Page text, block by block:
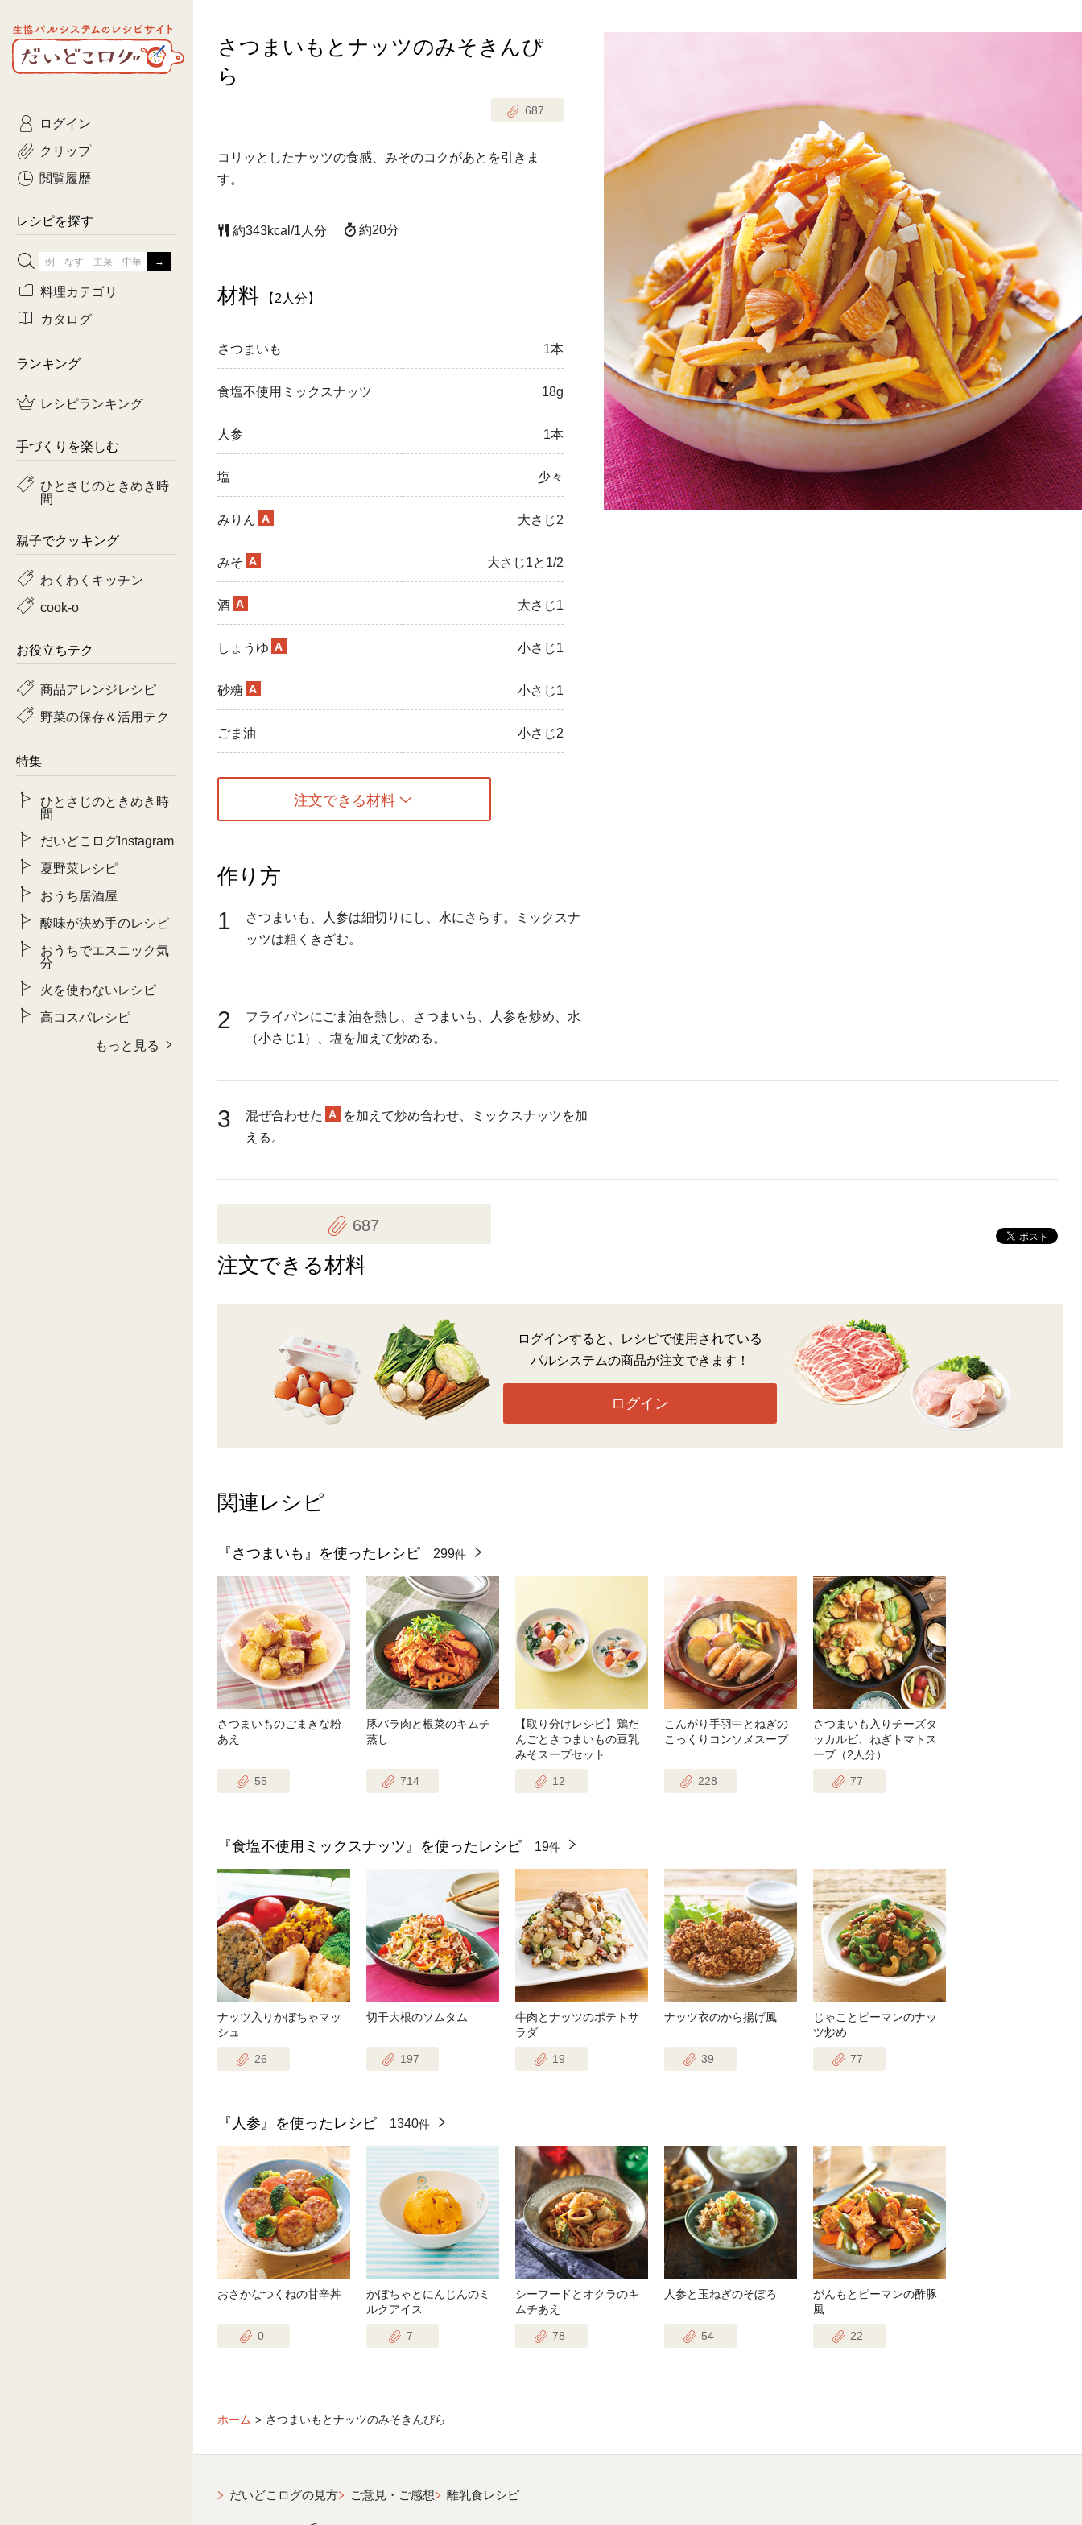
生協パルシステムのレシピ
サイト
だいどこログ
さつまいもとナッツのみそきんぴ
ら
687
コリッとしたナッツの食感、みそのコクがあとを引きま
す。
約343kcal/1人分 約20分
材料 【2人分】
さつまいも 1本
食塩不使用ミックスナッツ 18g
人参 1本
塩 少々
みりん A 大さじ2
みそ A 大さじ1と1/2
酒 A 大さじ1
しょうゆ A 小さじ1
砂糖 A 小さじ1
ごま油 小さじ2
注文できる材料
作り方
1
さつまいも、人参は細切りにし、水にさらす。ミックスナ
ッツは粗くきざむ。
2
フライパンにごま油を熱し、さつまいも、人参を炒め、水
（小さじ1）、塩を加えて炒める。
3 混ぜ合わせた A
を加えて炒め合わせ、ミックスナッツを加
える。
687
注文できる材料
ログインすると、レシピで使用されている
パルシステムの商品が注文できます！
ログイン
関連レシピ
『さつまいも』を使ったレシピ 299件
さつまいものごまきな粉
あえ
55
豚バラ肉と根菜のキムチ
蒸し
714
【取り分けレシピ】鶏だ
んごとさつまいもの豆乳
みそスープセット
12
こんがり手羽中とねぎの
こっくりコンソメスープ
228
さつまいも入りチーズタ
ッカルビ、ねぎトマトス
ープ（2人分）
77
『食塩不使用ミックスナッツ』を使ったレシピ 19件
ナッツ入りかぼちゃマッ
シュ
26
切干大根のソムタム
197
牛肉とナッツのポテトサ
ラダ
19
ナッツ衣のから揚げ風
39
じゃことピーマンのナッ
ツ炒め
77
『人参』を使ったレシピ 1340件
おさかなつくねの甘辛丼
0
かぼちゃとにんじんのミ
ルクアイス
7
シーフードとオクラのキ
ムチあえ
78
人参と玉ねぎのそぼろ
54
がんもとピーマンの酢豚
風
22
ホーム さつまいもとナッツのみそきんぴら
だいどこログの見方 ご意見・ご感想 離乳食レシピ
ログイン
クリップ
閲覧履歴
レシピを探す
ひとさじのときめき時間
3日分ごはんセット（2人分）
つくりおき肉魚菜菜セット
鶏肉
トマト たまねぎ
料理カテゴリ
主菜 副菜
おつまみ おやつ・デザート
カタログ
コトコト
ランキング
レシピランキング
手づくりを楽しむ
ひとさじのときめき時
間
親子でクッキング
わくわくキッチン
cook-o
お役立ちテク
商品アレンジレシピ
野菜の保存＆活用テク
特集
ひとさじのときめき時
間
だいどこログInstagram
夏野菜レシピ
おうち居酒屋
酸味が決め手のレシピ
おうちでエスニック気
分
火を使わないレシピ
高コスパレシピ
もっと見る